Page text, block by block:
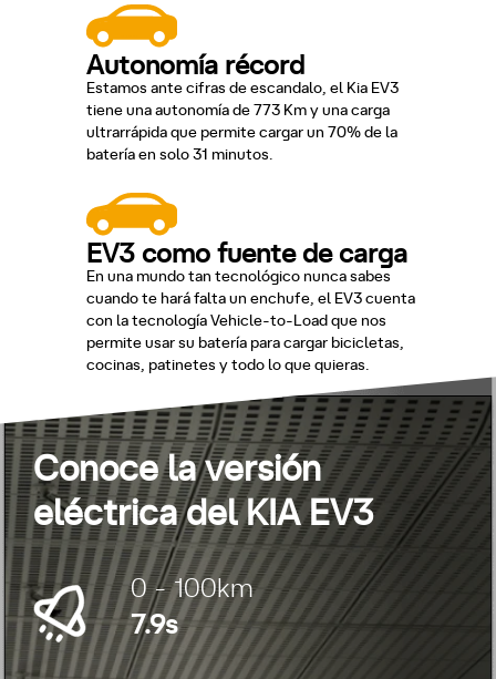
Autonomía récord
Estamos ante cifras de escandalo, el Kia EV3
tiene una autonomía de 773 Km y una carga
ultrarrápida que permite cargar un 70% de la
batería en solo 31 minutos.
EV3 como fuente de carga
En una mundo tan tecnológico nunca sabes
cuando te hará falta un enchufe, el EV3 cuenta
con la tecnología Vehicle-to-Load que nos
permite usar su batería para cargar bicicletas,
cocinas, patinetes y todo lo que quieras.
Conoce la versión
eléctrica del KIA EV3
0 - 100km
7.9s